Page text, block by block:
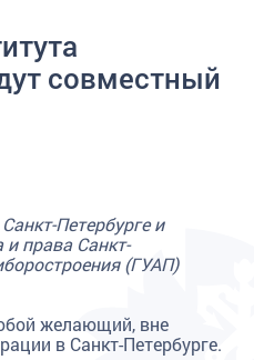
совместный
Петербурге и
и права Санкт-
(ГУАП)
желающий, вне
в Санкт-Петербурге.